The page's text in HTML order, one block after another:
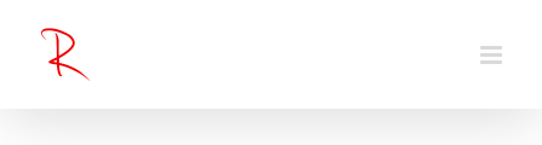
springen